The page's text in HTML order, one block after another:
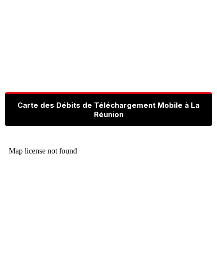
Carte des Débits de Téléchargement Mobile à La
Réunion